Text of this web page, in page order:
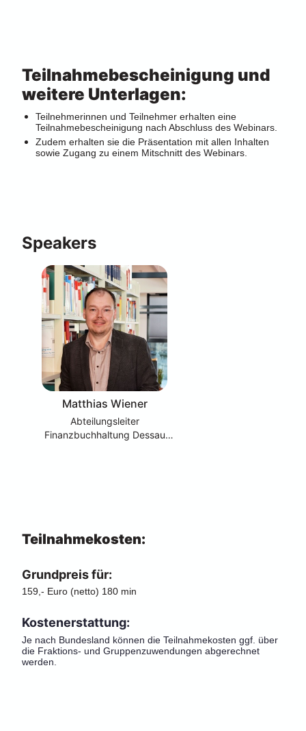
Teilnahmebescheinigung und
weitere Unterlagen:
Teilnehmerinnen und Teilnehmer erhalten eine
Teilnahmebescheinigung nach Abschluss des Webinars.
Zudem erhalten sie die Präsentation mit allen Inhalten
sowie Zugang zu einem Mitschnitt des Webinars.
Speakers
Matthias Wiener
Abteilungsleiter
Finanzbuchhaltung Dessau
Teilnahmekosten:
Grundpreis für:
159,- Euro (netto) 180 min
Kostenerstattung:
Je nach Bundesland können die Teilnahmekosten ggf. über
die Fraktions- und Gruppenzuwendungen abgerechnet
werden.